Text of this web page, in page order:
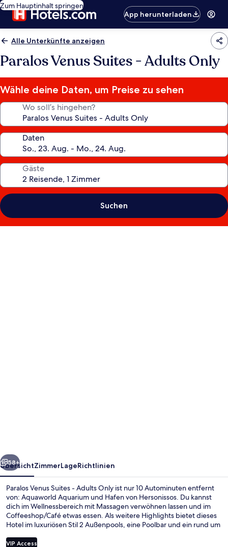
Zum Hauptinhalt springen
App herunterladen
Alle Unterkünfte anzeigen
Paralos Venus Suites - Adults Only
Wähle deine Daten, um Preise zu sehen
Wo soll’s hingehen?
Daten
Gäste
Suchen
Weiter
58+
ÜbersichtZimmerLageRichtlinien
Paralos Venus Suites - Adults Only ist nur 10 Autominuten entfernt
von: Aquaworld Aquarium und Hafen von Hersonissos. Du kannst
dich im Wellnessbereich mit Massagen verwöhnen lassen und im
Coffeeshop/Café etwas essen. Als weitere Highlights bietet dieses
Hotel im luxuriösen Stil 2 Außenpools, eine Poolbar und ein rund um
VIP Access